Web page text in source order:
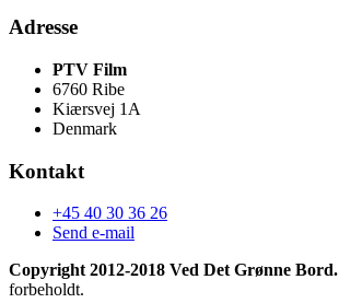
Adresse
PTV Film
6760 Ribe
Kiærsvej 1A
Denmark
Kontakt
+45 40 30 36 26
Send e-mail
Copyright 2012-2018 Ved Det Grønne Bord.
forbeholdt.